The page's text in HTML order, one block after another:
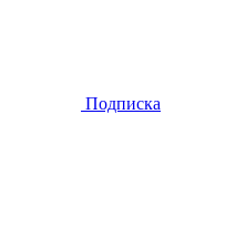
Подписка